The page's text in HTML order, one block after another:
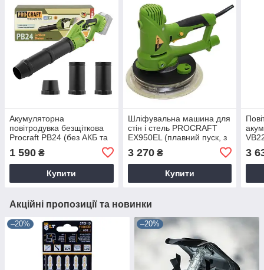
Акумуляторна
повітродувка безщіткова
Procraft PB24 (без АКБ та
1 590 ₴
Купити
Шліфувальна машина для
стін і стель PROCRAFT
EX950EL (плавний пуск, з
3 270₴
Купити
3
Акційні пропозиції та новинки
–20% –20%